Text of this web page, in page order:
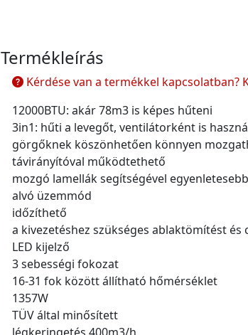
Termékleírás
Kérdése van a termékkel kapcsolatban?
12000BTU: akár 78m3 is képes hűteni
3in1: hűti a levegőt, ventilátorként is
görgőknek köszönhetően könnyen
távirányítóval működtethető
mozgó lamellák segítségével
alvó üzemmód
időzíthető
a kivezetéshez szükséges ablaktömítést és
LED kijelző
3 sebességi fokozat
16-31 fok között állítható hőmérséklet
1357W
TÜV által minősített